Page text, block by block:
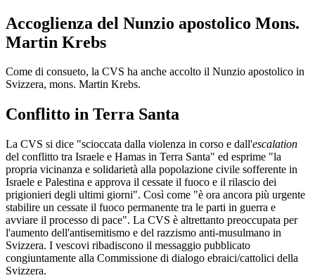
Accoglienza del Nunzio apostolico Mons.
Martin Krebs
Come di consueto, la CVS ha anche accolto il Nunzio apostolico in
Svizzera, mons. Martin Krebs.
Conflitto in Terra Santa
La CVS si dice "scioccata dalla violenza in corso e dall'escalation
del conflitto tra Israele e Hamas in Terra Santa" ed esprime "la
propria vicinanza e solidarietà alla popolazione civile sofferente in
Israele e Palestina e approva il cessate il fuoco e il rilascio dei
prigionieri degli ultimi giorni". Così come "è ora ancora più urgente
stabilire un cessate il fuoco permanente tra le parti in guerra e
avviare il processo di pace". La CVS è altrettanto preoccupata per
l'aumento dell'antisemitismo e del razzismo anti-musulmano in
Svizzera. I vescovi ribadiscono il messaggio pubblicato
congiuntamente alla Commissione di dialogo ebraici/cattolici della
Svizzera.